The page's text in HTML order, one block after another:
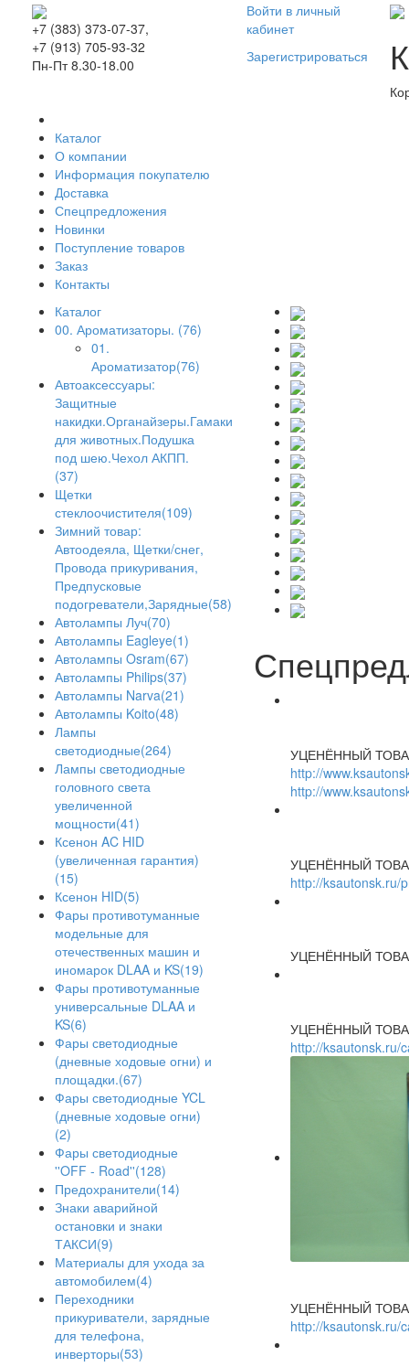
+7 (383) 373-07-37,
+7 (913) 705-93-32
Пн-Пт 8.30-18.00
Войти в личный
кабинет
Зарегистрироваться
Каталог
О компании
Информация покупателю
Доставка
Спецпредложения
Новинки
Поступление товаров
Заказ
Контакты
Каталог
00. Ароматизаторы. (76)
01.
Ароматизатор(76)
Автоаксессуары:
Защитные
накидки.Органайзеры.Гамаки
для животных.Подушка
под шею.Чехол АКПП.
(37)
Щетки
стеклоочистителя(109)
Зимний товар:
Автоодеяла, Щетки/снег,
Провода прикуривания,
Предпусковые
подогреватели,Зарядные(58)
Автолампы Луч(70)
Автолампы Eagleye(1)
Автолампы Osram(67)
Автолампы Philips(37)
Автолампы Narva(21)
Автолампы Koito(48)
Лампы
светодиодные(264)
Лампы светодиодные
головного света
увеличенной
мощности(41)
Ксенон AC HID
(увеличенная гарантия)
(15)
Ксенон HID(5)
Фары противотуманные
модельные для
отечественных машин и
иномарок DLAA и KS(19)
Фары противотуманные
универсальные DLAA и
KS(6)
Фары светодиодные
(дневные ходовые огни) и
площадки.(67)
Фары светодиодные YCL
(дневные ходовые огни)
(2)
Фары светодиодные
''OFF - Road''(128)
Предохранители(14)
Знаки аварийной
остановки и знаки
ТАКСИ(9)
Материалы для ухода за
автомобилем(4)
Переходники
прикуриватели, зарядные
для телефона,
инверторы(53)
УЦЕНЁННЫЙ
http://
http://
УЦЕНЁННЫЙ
http://ksautonsk.ru/
УЦЕНЁННЫЙ
УЦЕНЁННЫЙ
http://ksautonsk.ru/
УЦЕНЁННЫЙ
http://ksautonsk.ru/